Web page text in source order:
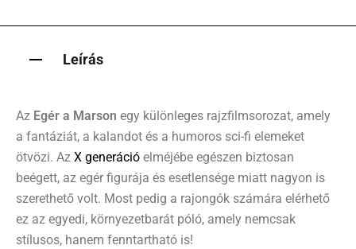
Leírás
Az Egér a Marson egy különleges rajzfilmsorozat, amely
a fantáziát, a kalandot és a humoros sci-fi elemeket
ötvözi. Az X generáció elméjébe egészen biztosan
beégett, az egér figurája és esetlensége miatt nagyon is
szerethető volt. Most pedig a rajongók számára elérhető
ez az egyedi, környezetbarát póló, amely nemcsak
stílusos, hanem fenntartható is!